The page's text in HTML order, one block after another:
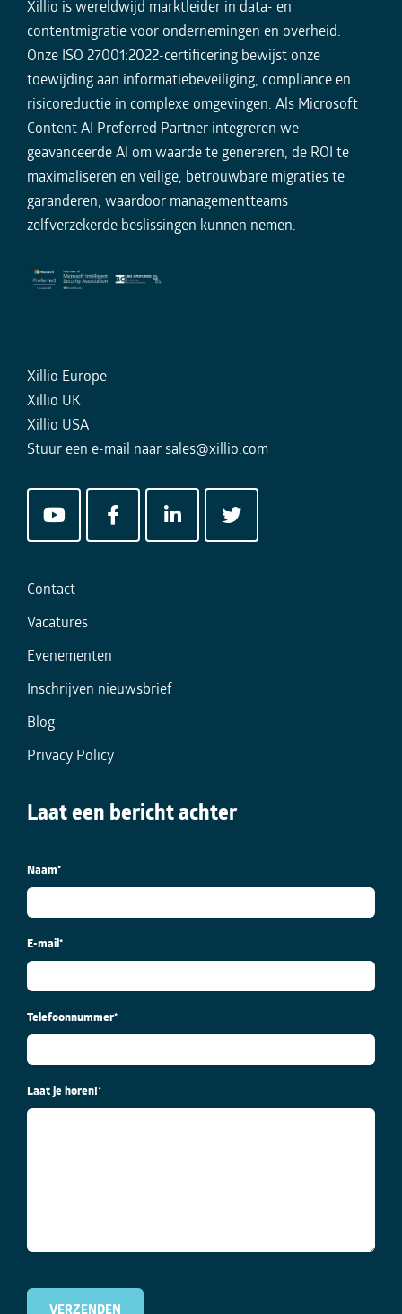
Xillio is wereldwijd marktleider in data- en
contentmigratie voor ondernemingen en overheid.
Onze ISO 27001:2022-certificering bewijst onze
toewijding aan informatiebeveiliging, compliance en
risicoreductie in complexe omgevingen. Als Microsoft
Content AI Preferred Partner integreren we
geavanceerde AI om waarde te genereren, de ROI te
maximaliseren en veilige, betrouwbare migraties te
garanderen, waardoor managementteams
zelfverzekerde beslissingen kunnen nemen.
Xillio Europe
Xillio UK
Xillio USA
Stuur een e-mail naar sales@xillio.com
Contact
Vacatures
Evenementen
Inschrijven nieuwsbrief
Blog
Privacy Policy
Laat een bericht achter
Naam*
E-mail *
Telefoonnummer*
Laat je horen!*